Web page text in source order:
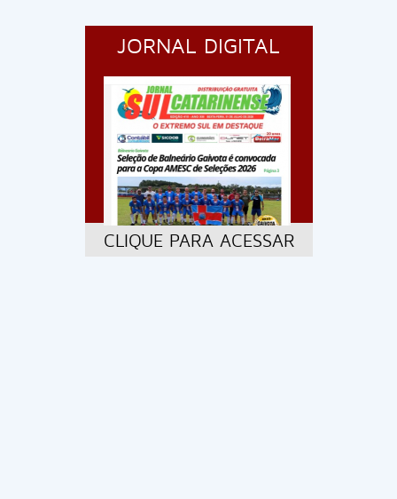
JORNAL DIGITAL
CLIQUE PARA ACESSAR